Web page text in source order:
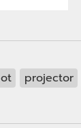
projector